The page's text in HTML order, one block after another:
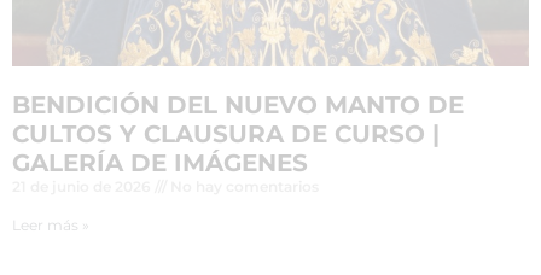
BENDICIÓN DEL NUEVO MANTO DE
CULTOS Y CLAUSURA DE CURSO |
GALERÍA DE IMÁGENES
Leer más »